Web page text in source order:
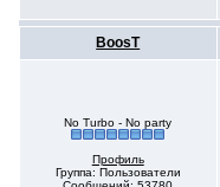
BoosT
No Turbo - No party
Профиль
Группа: Пользователи